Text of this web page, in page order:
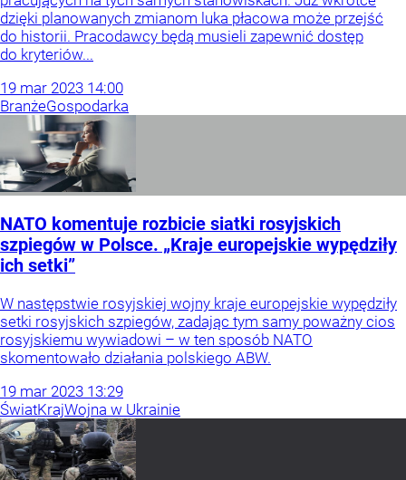
dzięki planowanych zmianom luka płacowa może przejść
do historii. Pracodawcy będą musieli zapewnić dostęp
do kryteriów...
19 mar 2023 14:00
BranżeGospodarka
NATO komentuje rozbicie siatki rosyjskich
szpiegów w Polsce. „Kraje europejskie wypędziły
ich setki”
W następstwie rosyjskiej wojny kraje europejskie wypędziły
setki rosyjskich szpiegów, zadając tym samy poważny cios
rosyjskiemu wywiadowi – w ten sposób NATO
skomentowało działania polskiego ABW.
19 mar 2023 13:29
ŚwiatKrajWojna w Ukrainie